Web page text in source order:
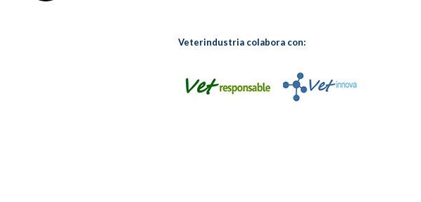
Veterindustria colabora con: